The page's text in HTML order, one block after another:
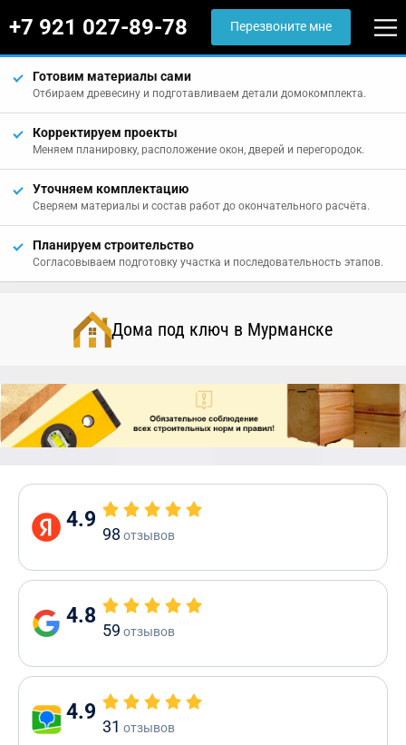
+7 921 027-89-78 Перезвоните мне
Готовим материалы сами
Отбираем древесину и подготавливаем детали домокомплекта.
Корректируем проекты
Меняем планировку, расположение окон, дверей и перегородок.
Уточняем комплектацию
Сверяем материалы и состав работ до окончательного расчёта.
Планируем строительство
Согласовываем подготовку участка и последовательность этапов.
Дома под ключ в Мурманске
4.9
98 отзывов
4.8
59 отзывов
4.9
31 отзывов